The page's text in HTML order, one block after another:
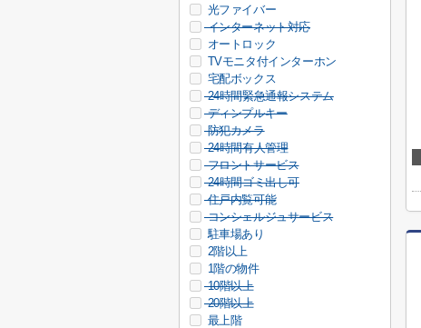
光ファイバー
インターネット対応
オートロック
TVモニタ付インターホン
宅配ボックス
24時間緊急通報システム
ディンプルキー
防犯カメラ
24時間有人管理
フロントサービス
24時間ゴミ出し可
住戸内覧可能
コンシェルジュサービス
駐車場あり
2階以上
1階の物件
10階以上
20階以上
最上階